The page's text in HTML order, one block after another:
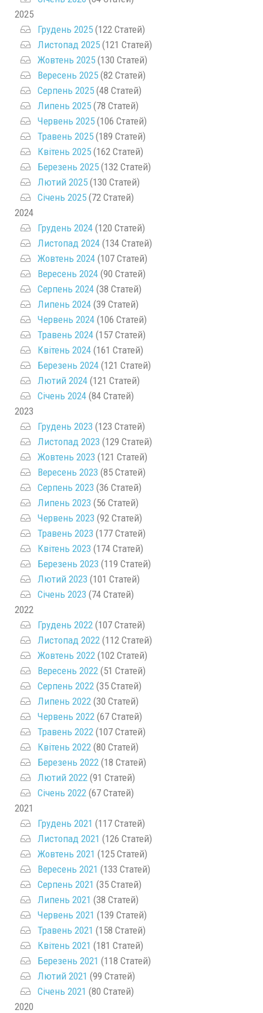
2025
Грудень 2025 (122 Статей)
Листопад 2025 (121 Статей)
Жовтень 2025 (130 Статей)
Вересень 2025 (82 Статей)
Серпень 2025 (48 Статей)
Липень 2025 (78 Статей)
Червень 2025 (106 Статей)
Травень 2025 (189 Статей)
Квітень 2025 (162 Статей)
Березень 2025 (132 Статей)
Лютий 2025 (130 Статей)
Січень 2025 (72 Статей)
2024
Грудень 2024 (120 Статей)
Листопад 2024 (134 Статей)
Жовтень 2024 (107 Статей)
Вересень 2024 (90 Статей)
Серпень 2024 (38 Статей)
Липень 2024 (39 Статей)
Червень 2024 (106 Статей)
Травень 2024 (157 Статей)
Квітень 2024 (161 Статей)
Березень 2024 (121 Статей)
Лютий 2024 (121 Статей)
Січень 2024 (84 Статей)
2023
Грудень 2023 (123 Статей)
Листопад 2023 (129 Статей)
Жовтень 2023 (121 Статей)
Вересень 2023 (85 Статей)
Серпень 2023 (36 Статей)
Липень 2023 (56 Статей)
Червень 2023 (92 Статей)
Травень 2023 (177 Статей)
Квітень 2023 (174 Статей)
Березень 2023 (119 Статей)
Лютий 2023 (101 Статей)
Січень 2023 (74 Статей)
2022
Грудень 2022 (107 Статей)
Листопад 2022 (112 Статей)
Жовтень 2022 (102 Статей)
Вересень 2022 (51 Статей)
Серпень 2022 (35 Статей)
Липень 2022 (30 Статей)
Червень 2022 (67 Статей)
Травень 2022 (107 Статей)
Квітень 2022 (80 Статей)
Березень 2022 (18 Статей)
Лютий 2022 (91 Статей)
Січень 2022 (67 Статей)
2021
Грудень 2021 (117 Статей)
Листопад 2021 (126 Статей)
Жовтень 2021 (125 Статей)
Вересень 2021 (133 Статей)
Серпень 2021 (35 Статей)
Липень 2021 (38 Статей)
Червень 2021 (139 Статей)
Травень 2021 (158 Статей)
Квітень 2021 (181 Статей)
Березень 2021 (118 Статей)
Лютий 2021 (99 Статей)
Січень 2021 (80 Статей)
2020